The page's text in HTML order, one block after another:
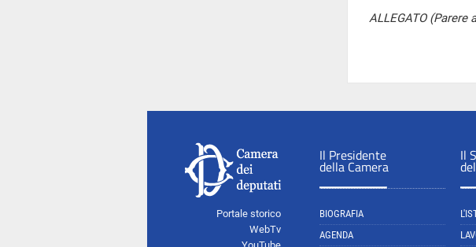
ALLEGATO (Parere
Portale storico
WebTv
Il Presidente
della Camera
BIOGRAFIA
AGENDA
Il